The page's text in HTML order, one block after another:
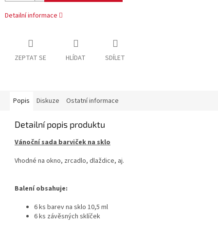
Detailní informace
ZEPTAT SE HLÍDAT SDÍLET
Popis Diskuze Ostatní informace
Detailní popis produktu
Vánoční sada barviček na sklo
Vhodné na okno, zrcadlo, dlaždice, aj.
Balení obsahuje:
6 ks barev na sklo 10,5 ml
6 ks závěsných sklíček